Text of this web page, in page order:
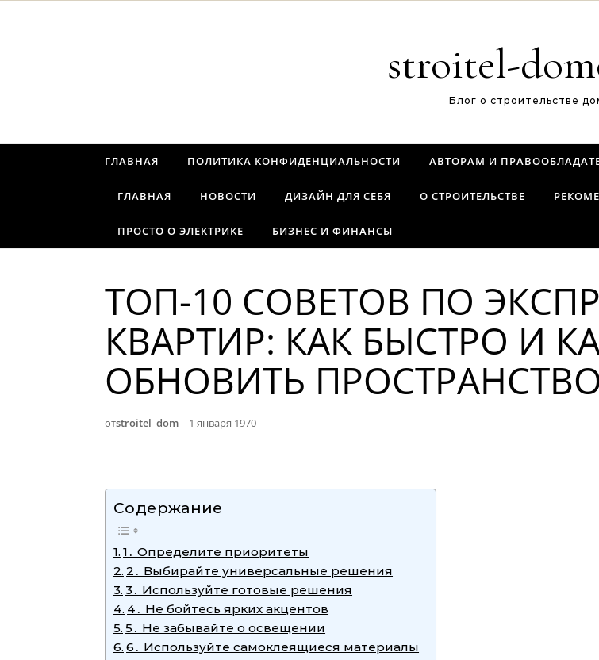
stroitel-
Блог о строительстве
ГЛАВНАЯ ПОЛИТИКА КОНФИДЕНЦИАЛЬНОСТИ АВТОРАМ И
ГЛАВНАЯ НОВОСТИ ДИЗАЙН ДЛЯ СЕБЯ О СТРОИТЕЛЬСТВЕ
ПРОСТО О ЭЛЕКТРИКЕ БИЗНЕС И ФИНАНСЫ
ТОП-10 СОВЕТОВ ПО
КВАРТИР: КАК БЫСТРО И
ОБНОВИТЬ ПРОСТРАНСТВО
отstroitel_dom—1 января 1970
Содержание
1․ Определите приоритеты
2․ Выбирайте универсальные решения
3․ Используйте готовые решения
4․ Не бойтесь ярких акцентов
5․ Не забывайте о освещении
6․ Используйте самоклеящиеся материалы